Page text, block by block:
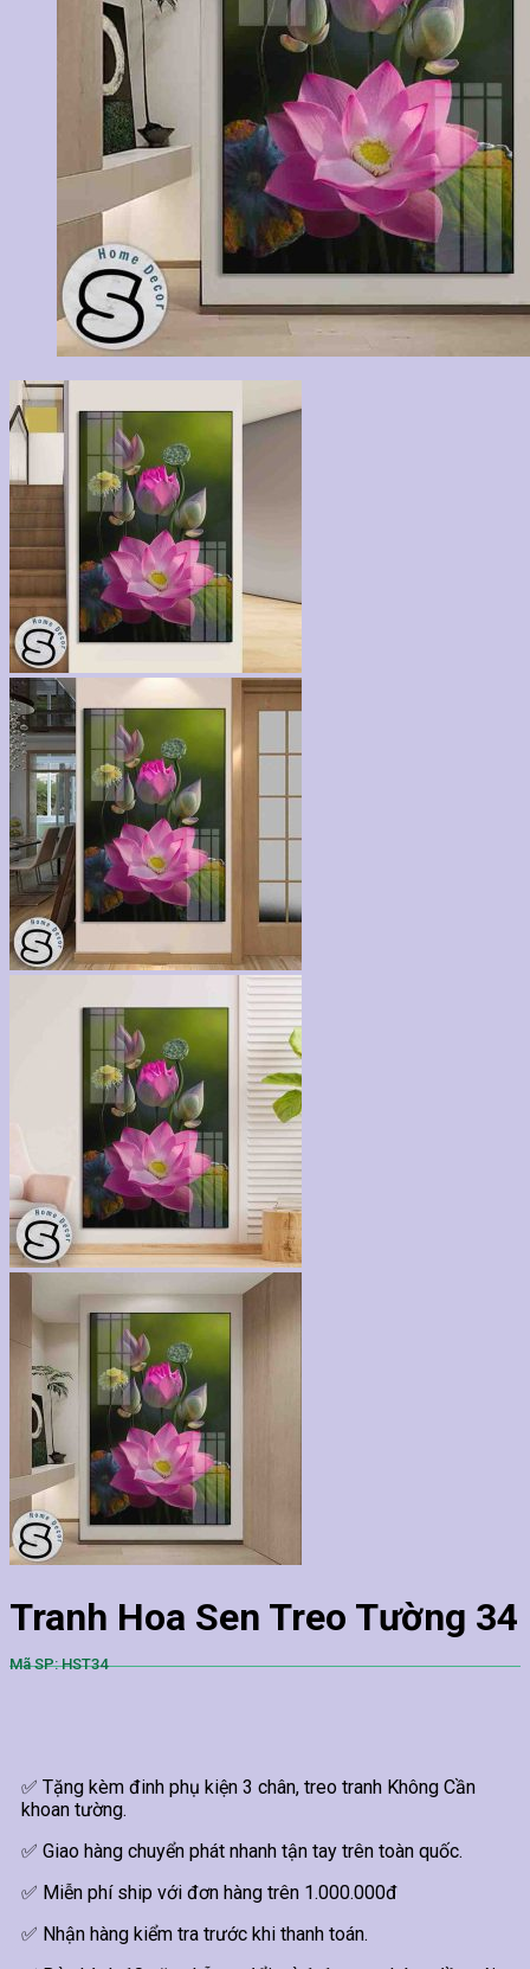
Tranh Hoa Sen Treo Tường 34
Mã SP: HST34
✅ Tặng kèm đinh phụ kiện 3 chân, treo tranh Không Cần
khoan tường.
✅ Giao hàng chuyển phát nhanh tận tay trên toàn quốc.
✅ Miễn phí ship với đơn hàng trên 1.000.000đ
✅ Nhận hàng kiểm tra trước khi thanh toán.